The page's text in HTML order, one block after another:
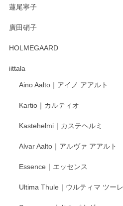
蓮尾寧子
廣田硝子
HOLMEGAARD
iittala
Aino Aalto｜アイノ アアルト
Kartio｜カルティオ
Kastehelmi｜カステヘルミ
Alvar Aalto｜アルヴァ アアルト
Essence｜エッセンス
Ultima Thule｜ウルティマ ツーレ